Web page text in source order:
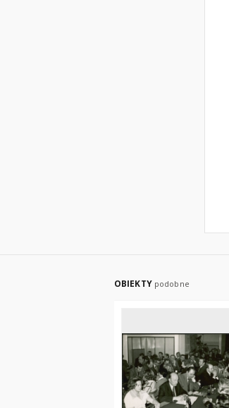
OBIEKTY podobne